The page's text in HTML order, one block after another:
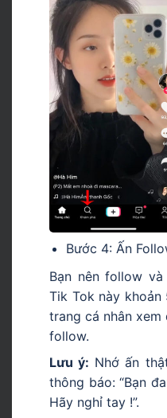
Bước 4: Ấn
Bạn nên follow
Tik Tok này khoản
trang cá nhân
follow.
Lưu ý: Nhớ ấn
thông báo: “Bạn
Hãy nghỉ tay !”.